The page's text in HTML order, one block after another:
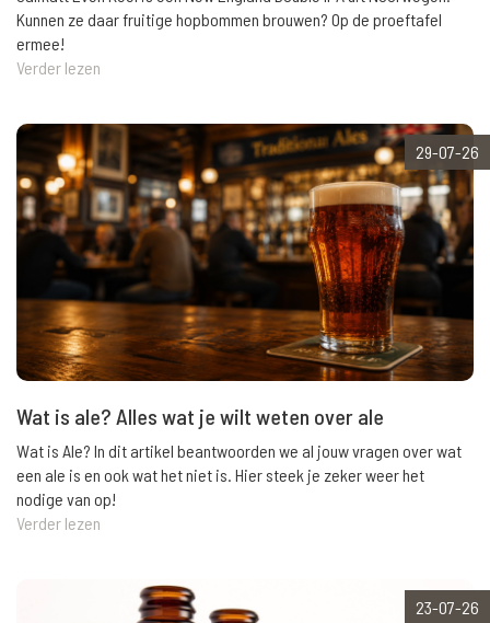
Kunnen ze daar fruitige hopbommen brouwen? Op de proeftafel
ermee!
Verder lezen
29-07-26
Wat is ale? Alles wat je wilt weten over ale
Wat is Ale? In dit artikel beantwoorden we al jouw vragen over wat
een ale is en ook wat het niet is. Hier steek je zeker weer het
nodige van op!
Verder lezen
23-07-26